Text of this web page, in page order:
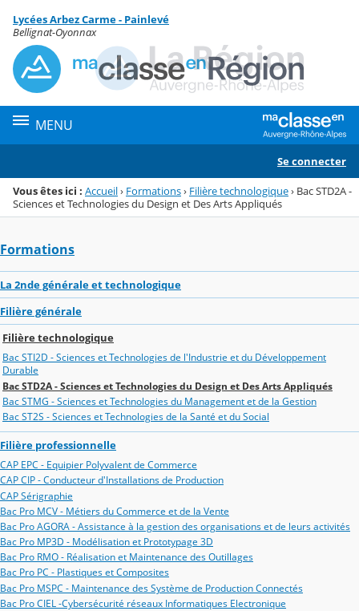
Menu de la rubrique
Contenu
Lycées Arbez Carme - Painlevé
Bellignat-Oyonnax
MENU
Se connecter
Vous êtes ici : Accueil› Formations› Filière technologique› Bac STD2A -
Sciences et Technologies du Design et Des Arts Appliqués
Formations
La 2nde générale et technologique
Filière générale
Filière technologique
Bac STI2D - Sciences et Technologies de l'Industrie et du Développement
Durable
Bac STD2A - Sciences et Technologies du Design et Des Arts Appliqués
Bac STMG - Sciences et Technologies du Management et de la Gestion
Bac ST2S - Sciences et Technologies de la Santé et du Social
Filière professionnelle
CAP EPC - Equipier Polyvalent de Commerce
CAP CIP - Conducteur d'Installations de Production
CAP Sérigraphie
Bac Pro MCV - Métiers du Commerce et de la Vente
Bac Pro AGORA - Assistance à la gestion des organisations et de leurs activités
Bac Pro MP3D - Modélisation et Prototypage 3D
Bac Pro RMO - Réalisation et Maintenance des Outillages
Bac Pro PC - Plastiques et Composites
Bac Pro MSPC - Maintenance des Système de Production Connectés
Bac Pro CIEL -Cybersécurité réseaux Informatiques Electronique